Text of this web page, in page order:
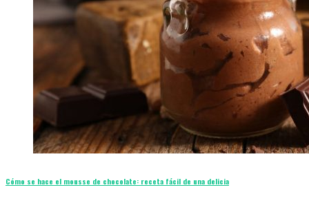
Cómo se hace el mousse de chocolate: receta fácil de una delicia